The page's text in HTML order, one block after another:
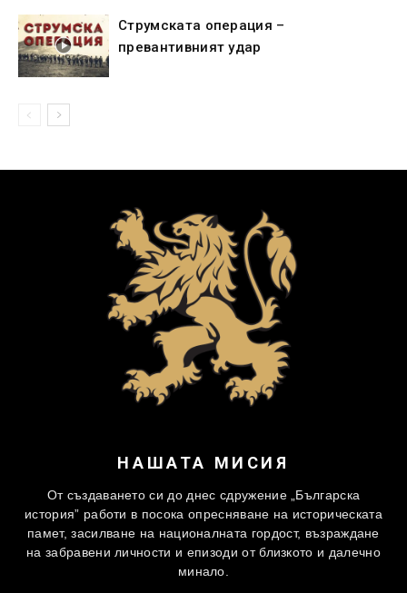
Струмската операция –
превантивният удар
НАШАТА МИСИЯ
От създаването си до днес сдружение „Българска
история” работи в посока опресняване на историческата
памет, засилване на националната гордост, възраждане
на забравени личности и епизоди от близкото и далечно
минало.